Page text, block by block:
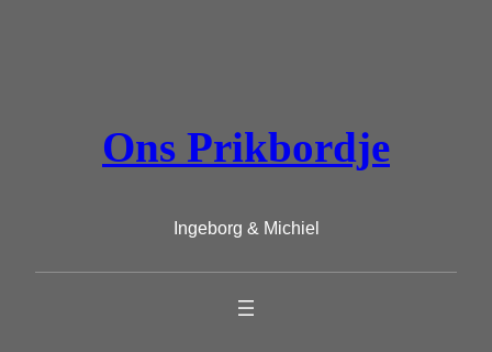
Ons Prikbordje
Ingeborg & Michiel